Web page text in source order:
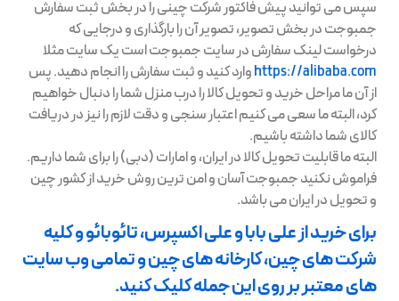
سپس می توانید پیش فاکتور شرکت چینی را در بخش ثبت سفارش
جمبوجت در بخش تصویر، تصویر آن را بارگذاری و درجایی که
درخواست لینک سفارش در سایت جمبوجت است یک سایت مثلا
https://alibaba.comوارد کنید و ثبت سفارش را انجام دهید. پس
از آن ما مراحل خرید و تحویل کالا را درب منزل شما را دنبال خواهیم
کرد، البته ما سعی می کنیم اعتبار سنجی و دقت لازم را نیز در دریافت
کالای شما داشته باشیم.
البته ما قابلیت تحویل کالا در ایران، و امارات (دبی) را برای شما داریم.
فراموش نکنید جمبوجت آسان و امن ترین روش خرید از کشور چین
و تحویل در ایران می باشد.
برای خرید از علی بابا و علی اکسپرس، تائوبائو و کلیه
شرکت های چین، کارخانه های چین و تمامی وب سایت
های معتبر بر روی این جمله کلیک کنید.